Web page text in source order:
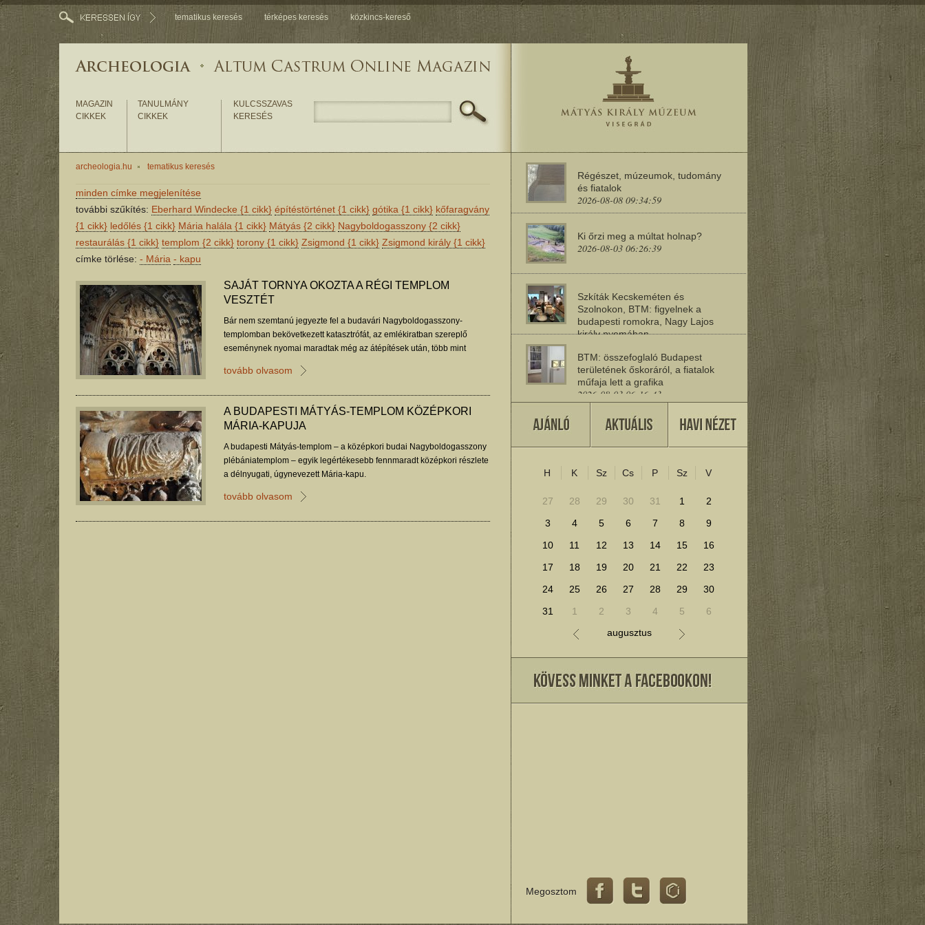
tematikus keresés térképes keresés közkincs-kereső
MAGAZIN
CIKKEK
TANULMÁNY
CIKKEK
KULCSSZAVAS
KERESÉS
archeologia.hu tematikus keresés
minden címke megjelenítése
további szűkítés: Eberhard Windecke {1 cikk} építéstörténet {1 cikk} gótika {1 cikk} kőfaragvány
{1 cikk} ledőlés {1 cikk} Mária halála {1 cikk} Mátyás {2 cikk} Nagyboldogasszony {2 cikk}
restaurálás {1 cikk} templom {2 cikk} torony {1 cikk} Zsigmond {1 cikk} Zsigmond király {1 cikk}
címke törlése: - Mária - kapu
SAJÁT TORNYA OKOZTA A RÉGI TEMPLOM
VESZTÉT
Bár nem szemtanú jegyezte fel a budavári Nagyboldogasszony-
templomban bekövetkezett katasztrófát, az emlékiratban szereplő
eseménynek nyomai maradtak még az átépítések után, több mint
tovább olvasom
A BUDAPESTI MÁTYÁS-TEMPLOM KÖZÉPKORI
MÁRIA-KAPUJA
A budapesti Mátyás-templom – a középkori budai Nagyboldogasszony
plébániatemplom – egyik legértékesebb fennmaradt középkori részlete
a délnyugati, úgynevezett Mária-kapu.
tovább olvasom
Régészet, múzeumok, tudomány
és fiatalok
2026-08-08 09:34:59
Ki őrzi meg a múltat holnap?
2026-08-03 06:26:39
Szkíták Kecskeméten és
Szolnokon, BTM: figyelnek a
budapesti romokra, Nagy Lajos
király nyomában
BTM: összefoglaló Budapest
területének őskoráról, a fiatalok
műfaja lett a grafika
2026-08-03 06:16:43
A múlt jövője
2026-07-27 22:37:30
További cikkek megjelenítéséhez kattints ide!
H K Sz Cs P Sz V
27 28 29 30 31 1
2
3
4 5 6 7 8
9
10
11 12 13 14 15
16
17
18 19 20 21 22
23
24
25 26 27 28 29
30
31
1 2 3 4 5
6
augusztus
Megosztom